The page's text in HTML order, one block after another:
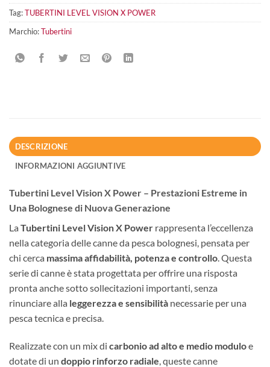
Tag:TUBERTINI LEVEL VISION X POWER
Marchio:Tubertini
DESCRIZIONE
INFORMAZIONI AGGIUNTIVE
Tubertini Level Vision X Power – Prestazioni Estreme in
Una Bolognese di Nuova Generazione
La Tubertini Level Vision X Power rappresenta l’eccellenza
nella categoria delle canne da pesca bolognesi, pensata per
chi cerca massima affidabilità, potenza e controllo. Questa
serie di canne è stata progettata per offrire una risposta
pronta anche sotto sollecitazioni importanti, senza
rinunciare alla leggerezza e sensibilità necessarie per una
pesca tecnica e precisa.
Realizzate con un mix di carbonio ad alto e medio moduloe
dotate di un doppio rinforzo radiale , queste canne